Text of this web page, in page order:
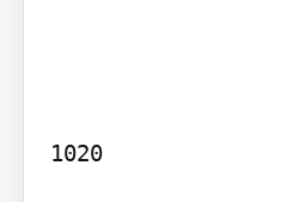
1020